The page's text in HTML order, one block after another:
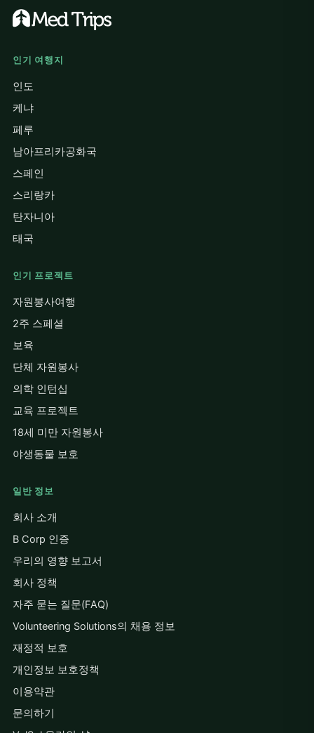
인기 여행지
인도
케냐
페루
남아프리카공화국
스페인
스리랑카
탄자니아
태국
인기 프로젝트
자원봉사여행
2주 스페셜
보육
단체 자원봉사
의학 인턴십
교육 프로젝트
18세 미만 자원봉사
야생동물 보호
일반 정보
회사 소개
B Corp 인증
우리의 영향 보고서
회사 정책
자주 묻는 질문(FAQ)
Volunteering Solutions의 채용 정보
재정적 보호
개인정보 보호정책
이용약관
문의하기